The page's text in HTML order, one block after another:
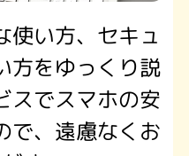
使い方、セキュ
方をゆっくり説
スでスマホの安
で、遠慮なくお